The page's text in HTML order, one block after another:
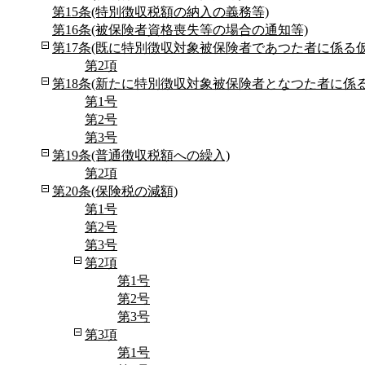
第15条(特別徴収税額の納入の義務等)
第16条(被保険者資格喪失等の場合の通知等)
第17条(既に特別徴収対象被保険者であつた者に係る
第2項
第18条(新たに特別徴収対象被保険者となつた者に係
第1号
第2号
第3号
第19条(普通徴収税額への繰入)
第2項
第20条(保険税の減額)
第1号
第2号
第3号
第2項
第1号
第2号
第3号
第3項
第1号